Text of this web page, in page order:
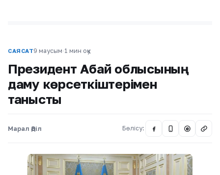
САЯСАТ9 маусым·1 мин оқу
Президент Абай облысының
даму көрсеткіштерімен
танысты
Марал Әділ Бөлісу: @